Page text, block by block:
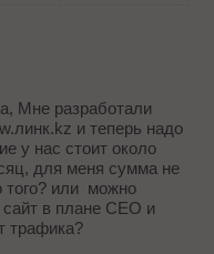
Мне разработали
и теперь надо
у нас стоит около
для меня сумма не
того? или можно
сайт в плане СЕО и
трафика?